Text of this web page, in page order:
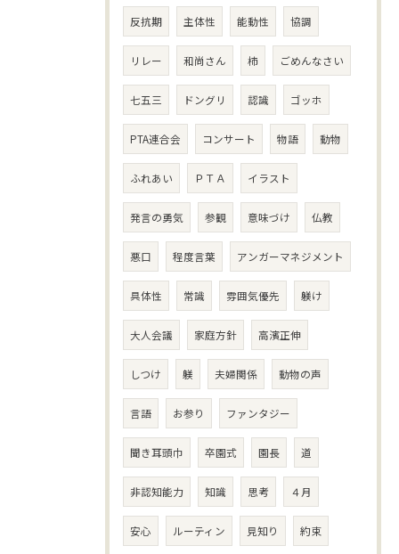
反抗期 主体性 能動性 協調
リレー 和尚さん 柿 ごめんなさい
七五三 ドングリ 認識 ゴッホ
PTA連合会 コンサート 物語 動物
ふれあい ＰＴＡ イラスト
発言の勇気 参観 意味づけ 仏教
悪口 程度言葉 アンガーマネジメント
具体性 常識 雰囲気優先 躾け
大人会議 家庭方針 高濱正伸
しつけ 躾 夫婦関係 動物の声
言語 お参り ファンタジー
聞き耳頭巾 卒園式 園長 道
非認知能力 知識 思考 ４月
安心 ルーティン 見知り 約束